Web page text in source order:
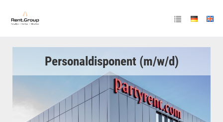
Personaldisponent (m/w/d)